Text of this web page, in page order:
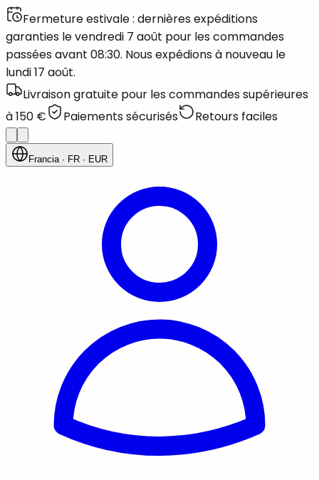
Fermeture estivale : dernières expéditions
garanties le vendredi 7 août pour les commandes
passées avant 08:30. Nous expédions à nouveau le
lundi 17 août.
Livraison gratuite pour les commandes supérieures
à 150 €
Paiements sécurisés Retours faciles
Francia· FR · EUR